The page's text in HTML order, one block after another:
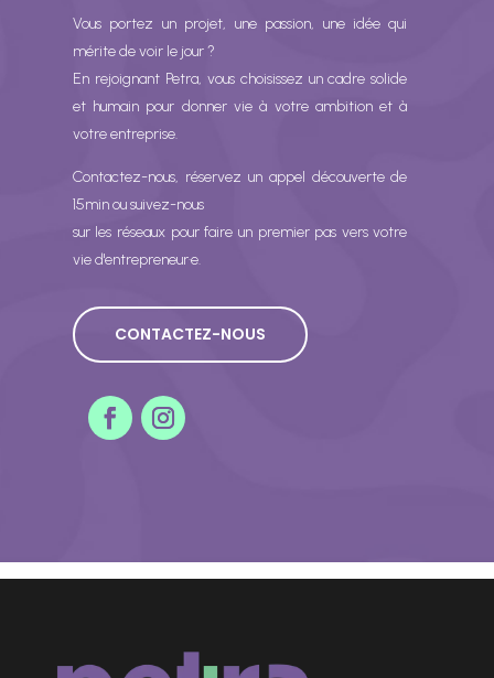
Vous portez un projet, une passion, une idée qui
mérite de voir le jour ?
En rejoignant Petra, vous choisissez un cadre solide
et humain pour donner vie à votre ambition et à
votre entreprise.
Contactez-nous, réservez un appel découverte de
15min ou suivez-nous
sur les réseaux pour faire un premier pas vers votre
vie d'entrepreneur·e.
CONTACTEZ-NOUS